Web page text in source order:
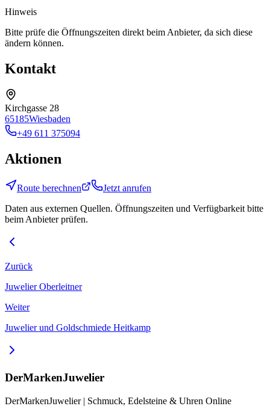
Hinweis
Bitte prüfe die Öffnungszeiten direkt beim Anbieter, da sich diese
ändern können.
Kontakt
Kirchgasse 28
65185Wiesbaden
+49 611 375094
Aktionen
Route berechnen
Jetzt anrufen
Daten aus externen Quellen. Öffnungszeiten und Verfügbarkeit bitte
beim Anbieter prüfen.
Zurück
Juwelier Oberleitner
Weiter
Juwelier und Goldschmiede Heitkamp
DerMarkenJuwelier
DerMarkenJuwelier | Schmuck, Edelsteine & Uhren Online